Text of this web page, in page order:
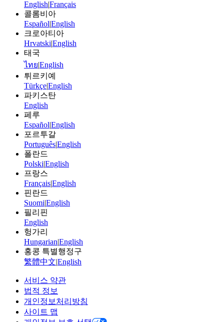
English|Français
콜롬비아
Español|English
크로아티아
Hrvatski|English
태국
ไทย|English
튀르키예
Türkçe|English
파키스탄
English
페루
Español|English
포르투갈
Português|English
폴란드
Polski|English
프랑스
Français|English
핀란드
Suomi|English
필리핀
English
헝가리
Hungarian|English
홍콩 특별행정구
繁體中文|English
서비스 약관
법적 정보
개인정보처리방침
사이트 맵